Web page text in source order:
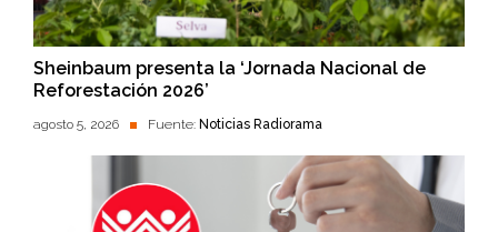
Sheinbaum presenta la ‘Jornada Nacional de
Reforestación 2026’
agosto 5, 2026 Fuente: Noticias Radiorama